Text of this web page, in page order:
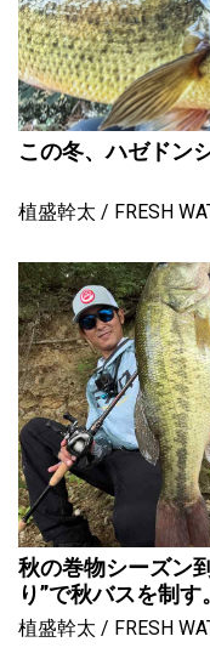
この冬、ハゼドン
植盛幹太 FRESH
秋の巻物シーズン
り”で秋バスを制す。
植盛幹太 FRESH